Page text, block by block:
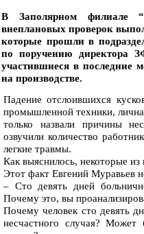
В Заполярном филиале
внеплановых проверок
которые прошли в
по поручению директора
участившиеся в последние
на производстве.
Падение отслоившихся
промышленной техники,
только назвали причины
озвучили количество
легкие травмы.
Как выяснилось, некоторые
Этот факт Евгений Муравьев
– Сто девять дней
Почему это, вы
Почему человек сто девять
несчастного случая? Может